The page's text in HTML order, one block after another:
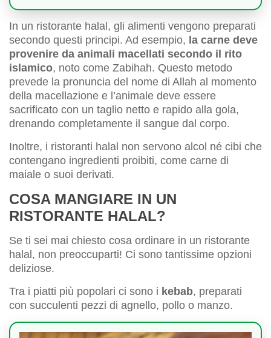
In un ristorante halal, gli alimenti vengono preparati
secondo questi principi. Ad esempio, la carne deve
provenire da animali macellati secondo il rito
islamico, noto come Zabihah. Questo metodo
prevede la pronuncia del nome di Allah al momento
della macellazione e l’animale deve essere
sacrificato con un taglio netto e rapido alla gola,
drenando completamente il sangue dal corpo.
Inoltre, i ristoranti halal non servono alcol né cibi che
contengano ingredienti proibiti, come carne di
maiale o suoi derivati.
COSA MANGIARE IN UN
RISTORANTE HALAL?
Se ti sei mai chiesto cosa ordinare in un ristorante
halal, non preoccuparti! Ci sono tantissime opzioni
deliziose.
Tra i piatti più popolari ci sono i kebab, preparati
con succulenti pezzi di agnello, pollo o manzo.